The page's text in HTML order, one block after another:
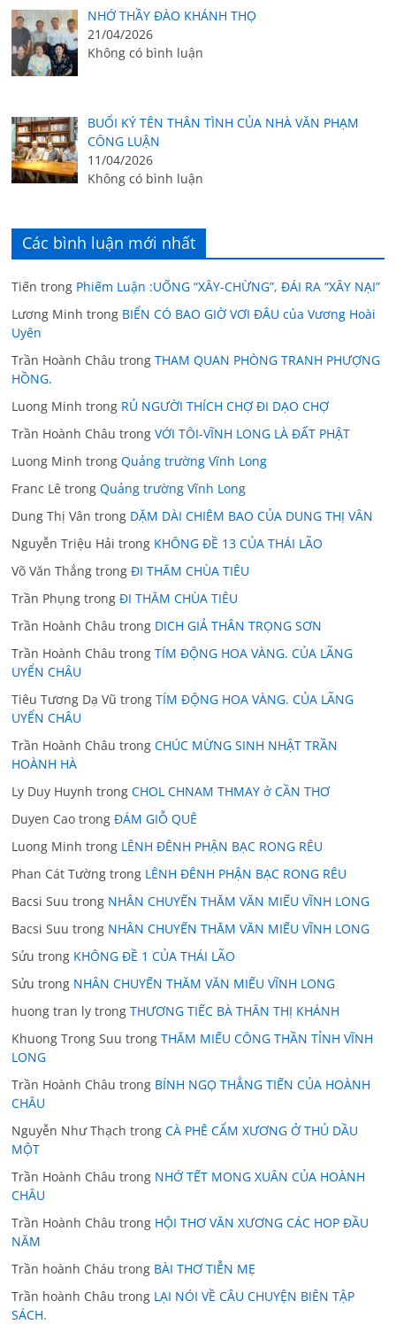
NHỚ THẦY ĐÀO KHÁNH THỌ
21/04/2026
Không có bình luận
BUỔI KÝ TÊN THÂN TÌNH CỦA NHÀ VĂN PHẠM
CÔNG LUẬN
11/04/2026
Không có bình luận
Các bình luận mới nhất
Tiến trong Phiếm Luận :UỐNG “XÂY-CHỪNG”, ĐÁI RA “XÂY NẠI”
Lương Minh trong BIỂN CÓ BAO GIỜ VƠI ĐÂU của Vương Hoài
Uyên
Trần Hoành Châu trongTHAM QUAN PHÒNG TRANH PHƯỢNG
HỒNG.
Luong Minh trong RỦ NGƯỜI THÍCH CHỢ ĐI DẠO CHỢ
Trần Hoành Châu trongVỚI TÔI-VĨNH LONG LÀ ĐẤT PHẬT
Luong Minh trongQuảng trường Vĩnh Long
Franc Lê trongQuảng trường Vĩnh Long
Dung Thị Vân trong DẶM DÀI CHIÊM BAO CỦA DUNG THỊ VÂN
Nguyễn Triệu Hải trong KHÔNG ĐỀ 13 CỦA THÁI LÃO
Võ Văn Thắng trongĐI THĂM CHÙA TIÊU
Trần Phụng trongĐI THĂM CHÙA TIÊU
Trần Hoành Châu trong DICH GIẢ THÂN TRỌNG SƠN
Trần Hoành Châu trongTÍM ĐỘNG HOA VÀNG. CỦA LÃNG
UYỂN CHÂU
Tiêu Tương Dạ Vũ trongTÍM ĐỘNG HOA VÀNG. CỦA LÃNG
UYỂN CHÂU
Trần Hoành Châu trongCHÚC MỪNG SINH NHẬT TRẦN
HOÀNH HÀ
Ly Duy Huynh trongCHOL CHNAM THMAY ở CẦN THƠ
Duyen Cao trongĐÁM GIỖ QUÊ
Luong Minh trong LÊNH ĐÊNH PHẬN BẠC RONG RÊU
Phan Cát Tường trong LÊNH ĐÊNH PHẬN BẠC RONG RÊU
Bacsi Suu trong NHÂN CHUYẾN THĂM VĂN MIẾU VĨNH LONG
Bacsi Suu trong NHÂN CHUYẾN THĂM VĂN MIẾU VĨNH LONG
Sửu trong KHÔNG ĐỀ 1 CỦA THÁI LÃO
Sửu trong NHÂN CHUYẾN THĂM VĂN MIẾU VĨNH LONG
huong tran ly trongTHƯƠNG TIẾC BÀ THÂN THỊ KHÁNH
Khuong Trong Suu trongTHĂM MIẾU CÔNG THẦN TỈNH VĨNH
LONG
Trần Hoành Châu trong BÍNH NGỌ THẲNG TIẾN CỦA HOÀNH
CHÂU
Nguyễn Như Thạch trongCÀ PHÊ CẨM XƯƠNG Ở THỦ DẦU
MỘT
Trần Hoành Châu trong NHỚ TẾT MONG XUÂN CỦA HOÀNH
CHÂU
Trần Hoành Châu trong HỘI THƠ VĂN XƯƠNG CÁC HOP ĐẦU
NĂM
Trần hoành Cháu trong BÀI THƠ TIỄN MẸ
Trần hoành Châu trong LẠI NÓI VỀ CÂU CHUYỆN BIÊN TẬP
SÁCH.